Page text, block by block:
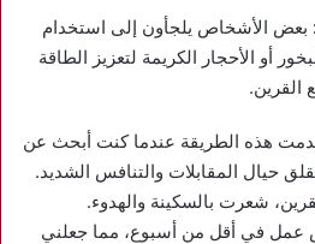
بعض الأشخاص يلجأون إلى استخدام
أو الأحجار الكريمة لتعزيز الطاقة
القرين.
هذه الطريقة عندما كنت أبحث عن
حيال المقابلات والتنافس الشديد.
شعرت بالسكينة والهدوء.
في أقل من أسبوع، مما جعلني